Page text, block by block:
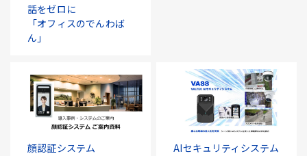
話をゼロに
「オフィスのでんわば
ん」
顔認証システム AIセキュリティシステム